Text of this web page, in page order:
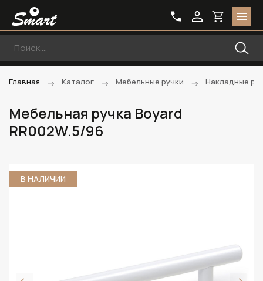
Главная Каталог Мебельные ручки Накладные
Мебельная ручка Boyard
RR002W.5/96
В НАЛИЧИИ